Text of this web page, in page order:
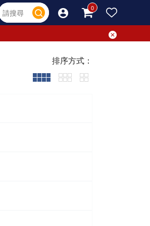
排序方式：